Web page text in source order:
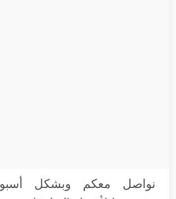
نواصل معكم وبشكل